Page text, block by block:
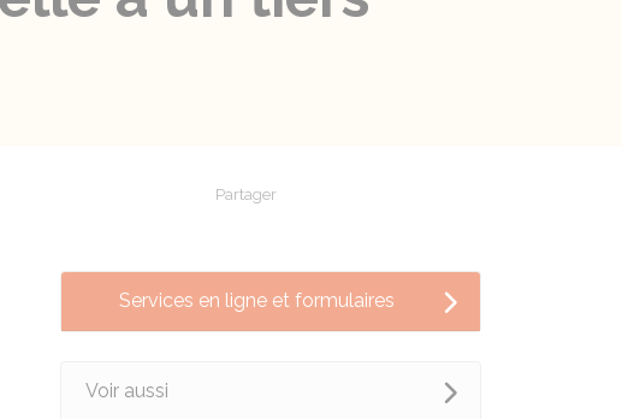
Partager
Services en ligne et formulaires
Voir aussi